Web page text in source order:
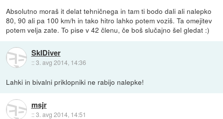
Absolutno moraš it delat tehničnega in tam ti bodo dali ali nalepko
80, 90 ali pa 100 km/h in tako hitro lahko potem voziš. Ta omejitev
potem velja zate. To pise v 42 členu, če boš slučajno šel gledat :)
SkIDiver
::3. avg 2014, 14:36
Lahki in bivalni priklopniki ne rabijo nalepke!
msjr
::3. avg 2014, 14:51